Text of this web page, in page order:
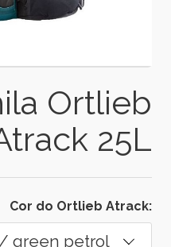
Ortlieb
25L
Cor do Ortlieb Atrack: